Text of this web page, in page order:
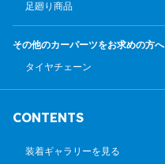
足廻り商品
その他のカーパーツをお求めの方へ
タイヤチェーン
CONTENTS
装着ギャラリーを見る